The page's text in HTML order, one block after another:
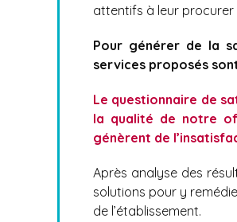
attentifs à leur
Pour générer de la
services proposés
Le questionnaire de
la qualité de notre
génèrent de
Après analyse des
solutions pour y
de l’établissement.